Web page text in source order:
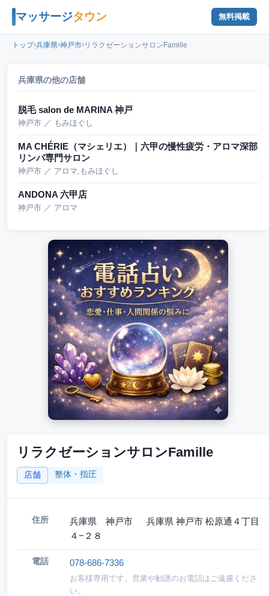
マッサージタウン 無料掲載
トップ›兵庫県›神戸市› リラクゼーションサロンFamille
リラクゼーションサロンFamille
店舗 整体・指圧
住所
兵庫県 神戸市 兵庫県 神戸市 松原通４丁目
４−２８
電話 078-686-7336
お客様専用です。営業や勧誘のお電話はご遠慮くださ
い。
兵庫県の他の店舗
脱毛 salon de MARINA 神戸
神戸市 ／ もみほぐし
MA CHÉRIE（マシェリエ）｜六甲の慢性疲労・アロマ深部
リンパ専門サロン
神戸市 ／ アロマ,もみほぐし
ANDONA 六甲店
神戸市 ／ アロマ